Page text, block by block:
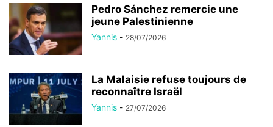
Pedro Sánchez remercie une
jeune Palestinienne
Yannis - 28/07/2026
La Malaisie refuse toujours de
reconnaître Israël
Yannis - 27/07/2026